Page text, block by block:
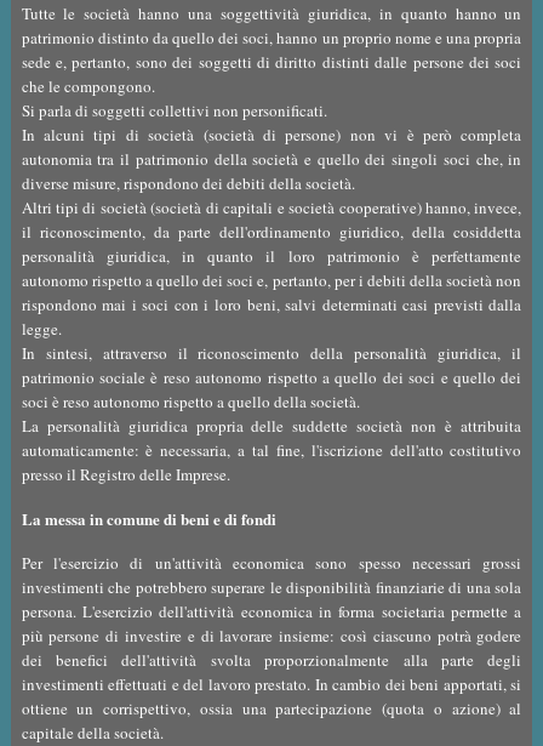
Tutte le società hanno una soggettività giuridica, in quanto hanno un
patrimonio distinto da quello dei soci, hanno un proprio nome e una propria
sede e, pertanto, sono dei soggetti di diritto distinti dalle persone dei soci
che le compongono.
Si parla di soggetti collettivi non personificati.
In alcuni tipi di società (società di persone) non vi è però completa
autonomia tra il patrimonio della società e quello dei singoli soci che, in
diverse misure, rispondono dei debiti della società.
Altri tipi di società (società di capitali e società cooperative) hanno, invece,
il riconoscimento, da parte dell'ordinamento giuridico, della cosiddetta
personalità giuridica, in quanto il loro patrimonio è perfettamente
autonomo rispetto a quello dei soci e, pertanto, per i debiti della società non
rispondono mai i soci con i loro beni, salvi determinati casi previsti dalla
legge.
In sintesi, attraverso il riconoscimento della personalità giuridica, il
patrimonio sociale è reso autonomo rispetto a quello dei soci e quello dei
soci è reso autonomo rispetto a quello della società.
La personalità giuridica propria delle suddette società non è attribuita
automaticamente: è necessaria, a tal fine, l'iscrizione dell'atto costitutivo
presso il Registro delle Imprese.
La messa in comune di beni e di fondi
Per l'esercizio di un'attività economica sono spesso necessari grossi
investimenti che potrebbero superare le disponibilità finanziarie di una sola
persona. L'esercizio dell'attività economica in forma societaria permette a
più persone di investire e di lavorare insieme: così ciascuno potrà godere
dei benefici dell'attività svolta proporzionalmente alla parte degli
investimenti effettuati e del lavoro prestato. In cambio dei beni apportati, si
ottiene un corrispettivo, ossia una partecipazione (quota o azione) al
capitale della società.